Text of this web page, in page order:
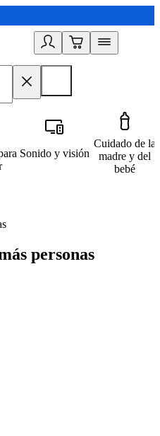
Sonido y visión
Cuidado de la
madre y del
bebé
personas